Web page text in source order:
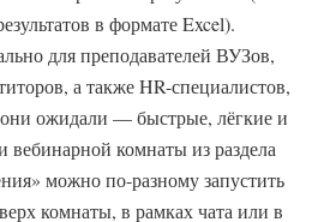
в формате Excel).
для преподавателей ВУЗов,
а также HR-специалистов,
они ожидали — быстрые, лёгкие и
комнаты из раздела
можно по-разному запустить
комнаты, в рамках чата или в